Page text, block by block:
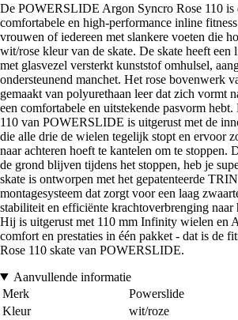
De POWERSLIDE Argon Syncro Rose 110 is
comfortabele en high-performance inline
vrouwen of iedereen met slankere voeten die
wit/rose kleur van de skate. De skate heeft een
met glasvezel versterkt kunststof omhulsel,
ondersteunend manchet. Het rose bovenwerk
gemaakt van polyurethaan leer dat zich vormt
een comfortabele en uitstekende pasvorm
110 van POWERSLIDE is uitgerust met de
die alle drie de wielen tegelijk stopt en ervoor
naar achteren hoeft te kantelen om te stoppen.
de grond blijven tijdens het stoppen, heb je
skate is ontworpen met het gepatenteerde
montagesysteem dat zorgt voor een laag
stabiliteit en efficiënte krachtoverbrenging naar
Hij is uitgerust met 110 mm Infinity wielen en
comfort en prestaties in één pakket - dat is de
Rose 110 skate van POWERSLIDE.
Aanvullende informatie
Merk
Powerslide
Kleur
wit/roze